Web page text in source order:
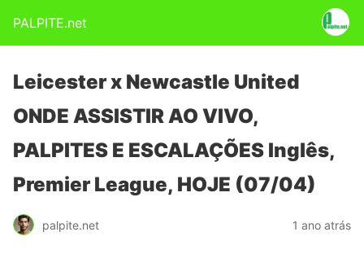
PALPITE.net
Leicester x Newcastle United
ONDE ASSISTIR AO VIVO,
PALPITES E ESCALAÇÕES Inglês,
Premier League, HOJE (07/04)
palpite.net 1 ano atrás